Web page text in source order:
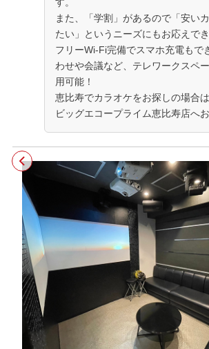
また、「学割」があるので「安い
たい」というニーズにもお応えでき
フリーWi-Fi完備でスマホ充電もで
わせや会議など、テレワークスペ
用可能！
恵比寿でカラオケをお探しの場合
ビッグエコープライム恵比寿店へ